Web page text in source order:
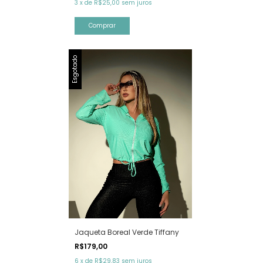
3 x de R$25,00 sem juros
Comprar
Esgotado
Jaqueta Boreal Verde Tiffany
R$179,00
6 x de R$29,83 sem juros